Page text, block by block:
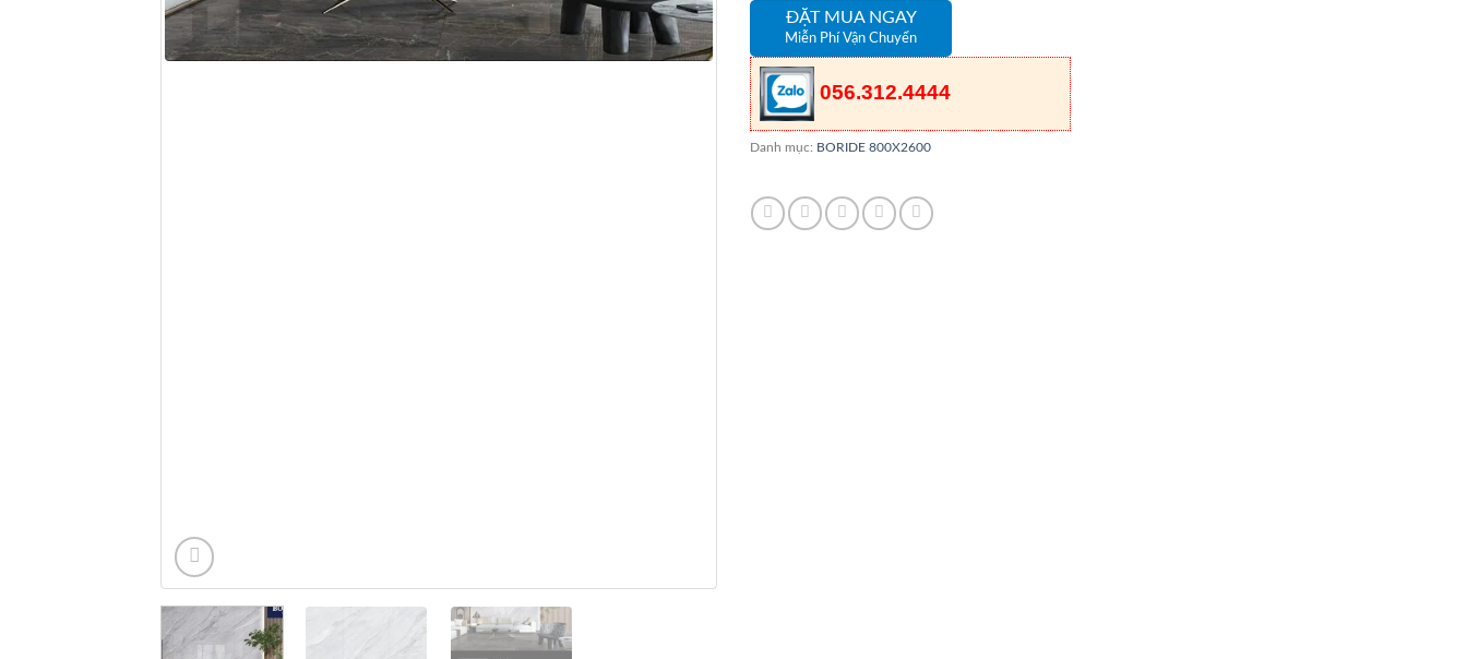
ĐẶT MUA NGAY
Miễn Phí Vận Chuyển
056.312.4444
Danh mục: BORIDE 800X2600